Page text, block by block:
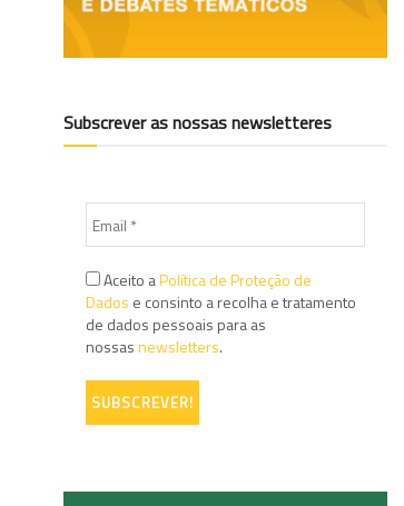
Subscrever as nossas newsletteres
Aceito aPolítica de Proteção de
Dados e consinto a recolha e tratamento
de dados pessoais para as
nossasnewsletters.